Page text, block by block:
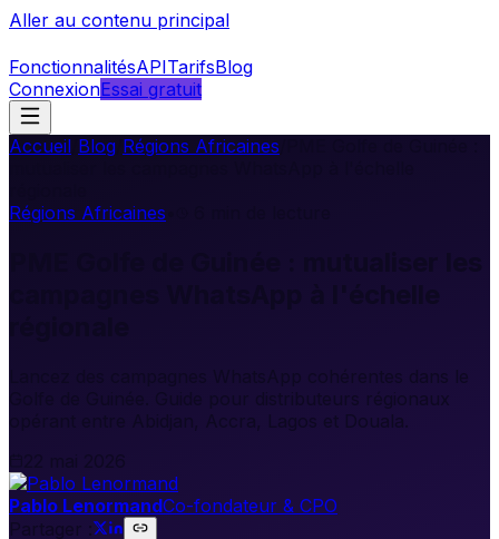
Aller au contenu principal
FonctionnalitésAPITarifsBlog
ConnexionEssai gratuit
Accueil Blog Régions Africaines
Régions Africaines
Lancez des campagnes WhatsApp cohérentes dans le
Golfe de Guinée. Guide pour distributeurs régionaux
opérant entre Abidjan, Accra, Lagos et Douala.
Pablo LenormandCo-fondateur & CPO
Partager :